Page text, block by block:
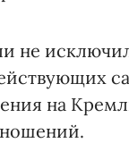
не
на